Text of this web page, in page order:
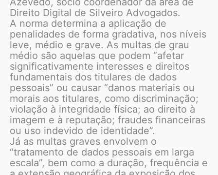
Direito Digital de Silveiro Advogados.
A norma determina a aplicação de
penalidades de forma gradativa, nos níveis
leve, médio e grave. As multas de grau
médio são aquelas que podem “afetar
significativamente interesses e direitos
fundamentais dos titulares de dados
pessoais” ou causar “danos materiais ou
morais aos titulares, como discriminação;
violação à integridade física; ao direito à
imagem e à reputação; fraudes financeiras
ou uso indevido de identidade”.
Já as multas graves envolvem o
“tratamento de dados pessoais em larga
escala”, bem como a duração, frequência e